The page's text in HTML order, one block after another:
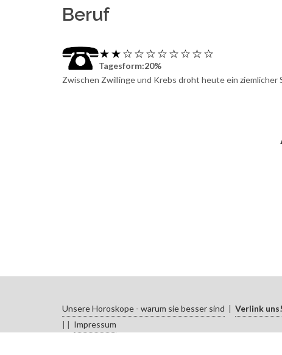
Beruf
Tagesform:20%
Zwischen Zwillinge und Krebs droht heute ein
Unsere Horoskope - warum sie besser sind | Verlink uns!
| | Impressum